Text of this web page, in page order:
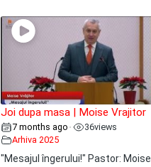
Joi dupa masa | Moise Vrajitor
7 months ago • 36views
Arhiva 2025
"Mesajul îngerului!" Pastor: Moise